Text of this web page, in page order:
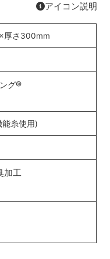
アイコン説明
厚さ300mm
グ®
能糸使用)
加工